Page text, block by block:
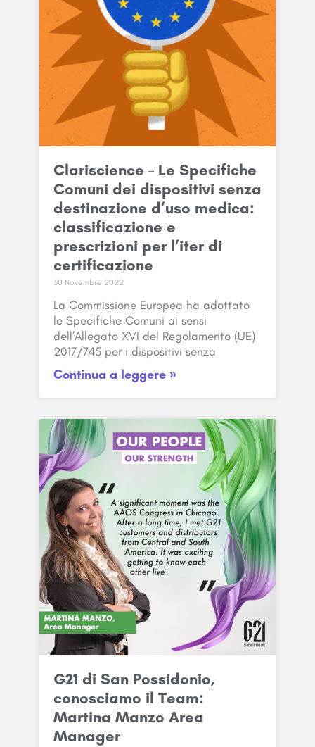
Clariscience – Le Specifiche
Comuni dei dispositivi senza
destinazione d’uso medica:
classificazione e
prescrizioni per l’iter di
certificazione
30 Novembre 2022
La Commissione Europea ha adottato
le Specifiche Comuni ai sensi
dell’Allegato XVI del Regolamento (UE)
2017/745 per i dispositivi senza
Continua a leggere »
G21 di San Possidonio,
conosciamo il Team:
Martina Manzo Area
Manager